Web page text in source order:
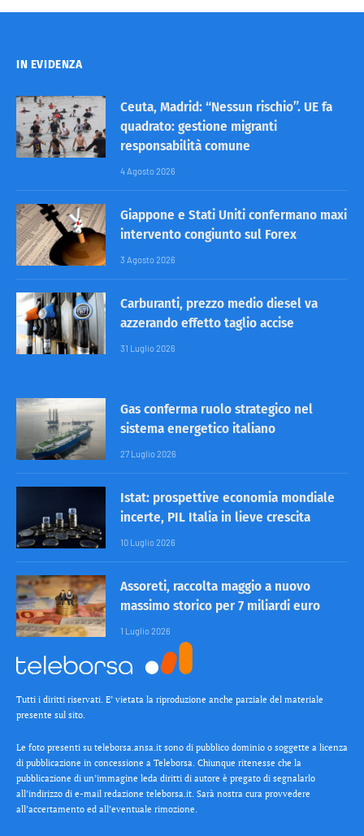
IN EVIDENZA
Ceuta, Madrid: “Nessun rischio”. UE fa
quadrato: gestione migranti
responsabilità comune
4 Agosto 2026
Giappone e Stati Uniti confermano maxi
intervento congiunto sul Forex
3 Agosto 2026
Carburanti, prezzo medio diesel va
azzerando effetto taglio accise
31 Luglio 2026
Gas conferma ruolo strategico nel
sistema energetico italiano
27 Luglio 2026
Istat: prospettive economia mondiale
incerte, PIL Italia in lieve crescita
10 Luglio 2026
Assoreti, raccolta maggio a nuovo
massimo storico per 7 miliardi euro
1 Luglio 2026
Tutti i diritti riservati. E’ vietata la riproduzione anche parziale del materiale
presente sul sito.
Le foto presenti su teleborsa.ansa.it sono di pubblico dominio o soggette a licenza
di pubblicazione in concessione a Teleborsa. Chiunque ritenesse che la
pubblicazione di un’immagine leda diritti di autore è pregato di segnalarlo
all’indirizzo di e-mail redazione teleborsa.it. Sarà nostra cura provvedere
all’accertamento ed all’eventuale rimozione.